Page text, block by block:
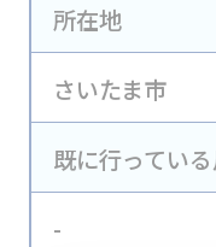
所在地
さいたま市
既に行ってい
-